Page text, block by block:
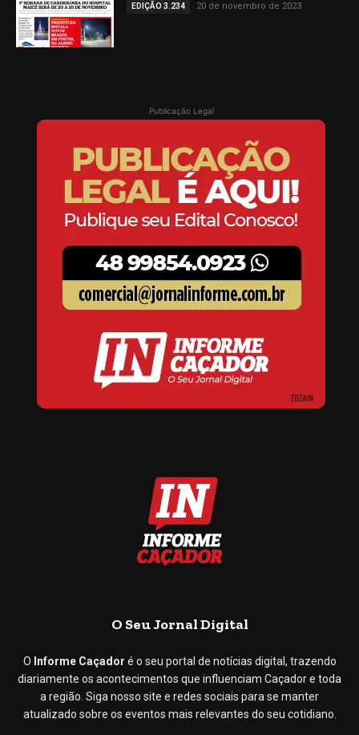
EDIÇÃO 3.234 20 de novembro de 2023
Publicação Legal
O Seu Jornal Digital
O Informe Caçador é o seu portal de notícias digital, trazendo
diariamente os acontecimentos que influenciam Caçador e toda
a região. Siga nosso site e redes sociais para se manter
atualizado sobre os eventos mais relevantes do seu cotidiano.